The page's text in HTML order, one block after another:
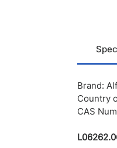
Brand:
Country
CAS